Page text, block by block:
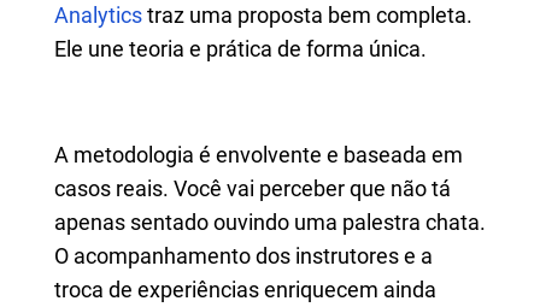
Analyticstraz uma proposta bem completa.
Ele une teoria e prática de forma única.
A metodologia é envolvente e baseada em
casos reais. Você vai perceber que não tá
apenas sentado ouvindo uma palestra chata.
O acompanhamento dos instrutores e a
troca de experiências enriquecem ainda